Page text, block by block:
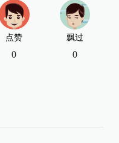
点赞
0
飘过
0